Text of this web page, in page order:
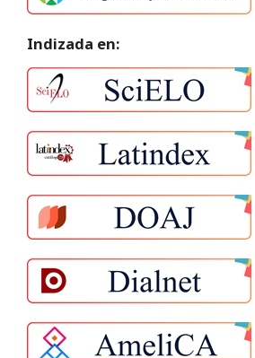
Indizada en: